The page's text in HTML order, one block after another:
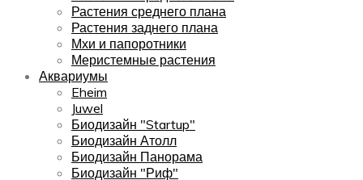
Растения среднего плана
Растения заднего плана
Мхи и папоротники
Меристемные растения
Аквариумы
Eheim
Juwel
Биодизайн "Startup"
Биодизайн Атолл
Биодизайн Панорама
Биодизайн "Риф"